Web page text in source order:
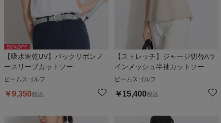
50%OFF
【吸水速乾UV】バックリボンノ
ースリーブカットソー
ビームスゴルフ
￥9,350税込
【ストレッチ】ジャージ切替Aラ
インメッシュ半袖カットソー
ビームスゴルフ
￥ 15,400税込